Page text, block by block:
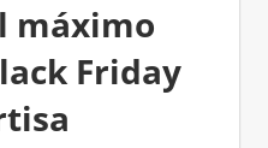
máximo
Friday